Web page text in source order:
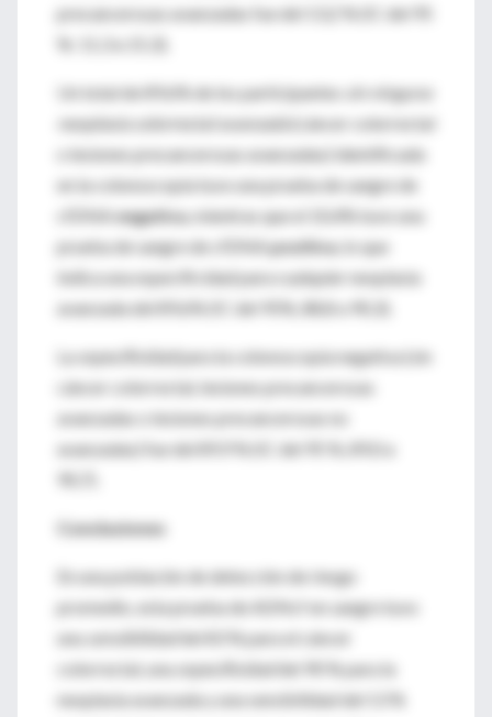
precancerosas avanzadas fue del 13,2 % (IC del 95
Un total de 89,6% de los participantes
sin ninguna
neoplasia colorrectal avanzada(cáncer colorrectal
o lesiones precancerosas avanzadas) identificada
en la colonoscopía tuvo una prueba de sangre de
cfDNAnegativa, mientras que el 10,4% tuvo una
prueba de sangre de cfDNApositiva, lo que
indica una especificidad para cualquier neoplasia
avanzada del 89,6% (IC del 95%, 88,8 a 90,3).
La especificidadpara la colonoscopía negativa (sin
cáncer colorrectal, lesiones precancerosas
avanzadas o lesiones precancerosas no
avanzadas) fue del 89,9 % (IC del 95 %, 89,0 a
Conclusiones
En una población de detección de riesgo
promedio, esta prueba de ADNcf en sangre tuvo
una sensibilidaddel 83 % para el cáncer
colorrectal, unaespecificidaddel 90 % para la
neoplasia avanzada y una sensibilidad del 13 %